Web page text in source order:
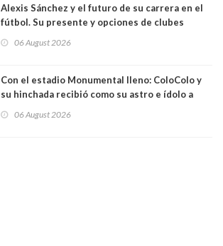
Alexis Sánchez y el futuro de su carrera en el
fútbol. Su presente y opciones de clubes
06 August 2026
Con el estadio Monumental lleno: ColoColo y
su hinchada recibió como su astro e ídolo a
06 August 2026